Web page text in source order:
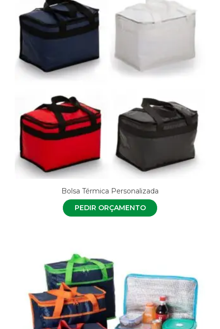
Bolsa Térmica Personalizada
PEDIR ORÇAMENTO